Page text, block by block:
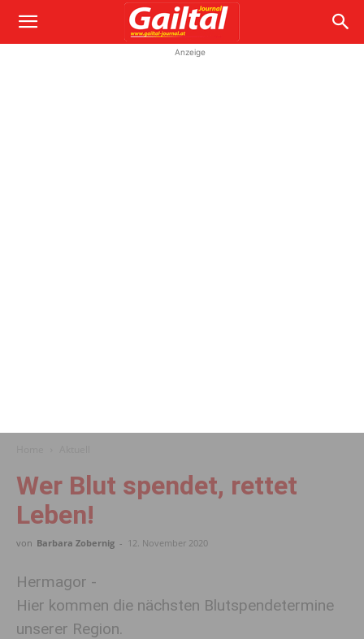
Anzeige
Wer Blut spendet, rettet
Leben!
von Barbara Zobernig - 12. November 2020
Hermagor -
Hier kommen die nächsten Blutspendetermine
unserer Region.